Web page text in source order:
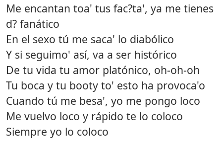
Me encantan toa' tus fac?ta', ya me tienes
d? fanático
En el sexo tú me saca' lo diabólico
Y si seguimo' así, va a ser histórico
De tu vida tu amor platónico, oh-oh-oh
Tu boca y tu booty to' esto ha provoca'o
Cuando tú me besa', yo me pongo loco
Me vuelvo loco y rápido te lo coloco
Siempre yo lo coloco